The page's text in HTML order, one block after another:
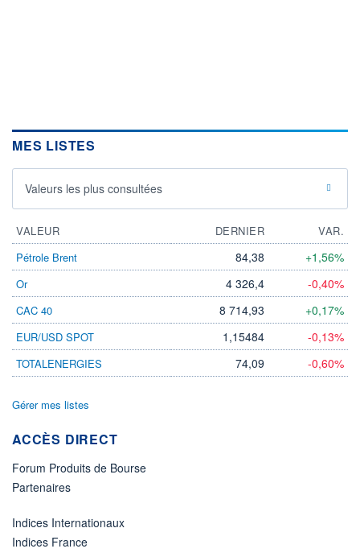
MES LISTES
Valeurs les plus consultées
VALEUR DERNIER
VAR.
Pétrole Brent
84,38 +1,56%
Or 4 326,4 -0,40%
CAC 40 8 714,93 +0,17%
EUR/USD SPOT 1,15484 -0,13%
TOTALENERGIES 74,09 -0,60%
Gérer mes listes
ACCÈS DIRECT
Forum Produits de Bourse
Partenaires
Indices Internationaux
Indices France